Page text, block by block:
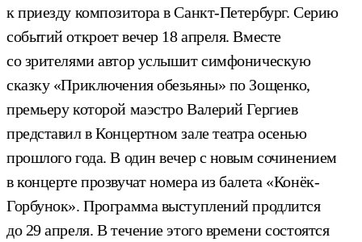
к приезду композитора в Санкт-Петербург. Серию
событий откроет вечер 18 апреля. Вместе
со зрителями автор услышит симфоническую
сказку «Приключения обезьяны» по Зощенко,
премьеру которой маэстро Валерий Гергиев
представил в Концертном зале театра осенью
прошлого года. В один вечер с новым сочинением
в концерте прозвучат номера из балета «Конёк-
Горбунок». Программа выступлений продлится
до 29 апреля. В течение этого времени состоятся